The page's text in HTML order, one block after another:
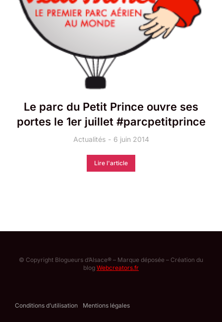
Le parc du Petit Prince ouvre ses
portes le 1er juillet #parcpetitprince
Actualités 6 juin 2014
Lire l'article
© Copyright Blogueurs d’Alsace® – Marque déposée – Création du
blog Webcreators.fr
Conditions d’utilisation Mentions légales